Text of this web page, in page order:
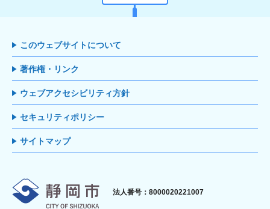
このウェブサイトについて
著作権・リンク
ウェブアクセシビリティ方針
セキュリティポリシー
サイトマップ
静岡市
法人番号：8000020221007